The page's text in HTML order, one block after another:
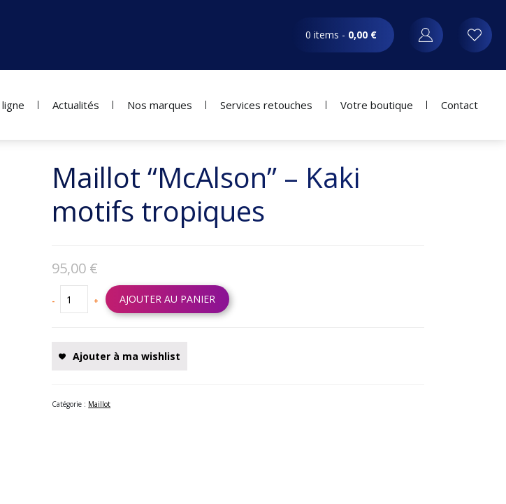
0 items - 0,00 €
Actualités Nos marques Services retouches Votre boutique Contact
Maillot “McAlson” – Kaki
motifs tropiques
95,00 €
- + AJOUTER AU PANIER
Ajouter à ma wishlist
Catégorie : Maillot